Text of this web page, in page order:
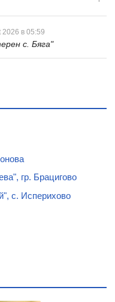
2026 в 05:59
с. Бяга"
гр. Брацигово
с. Исперихово